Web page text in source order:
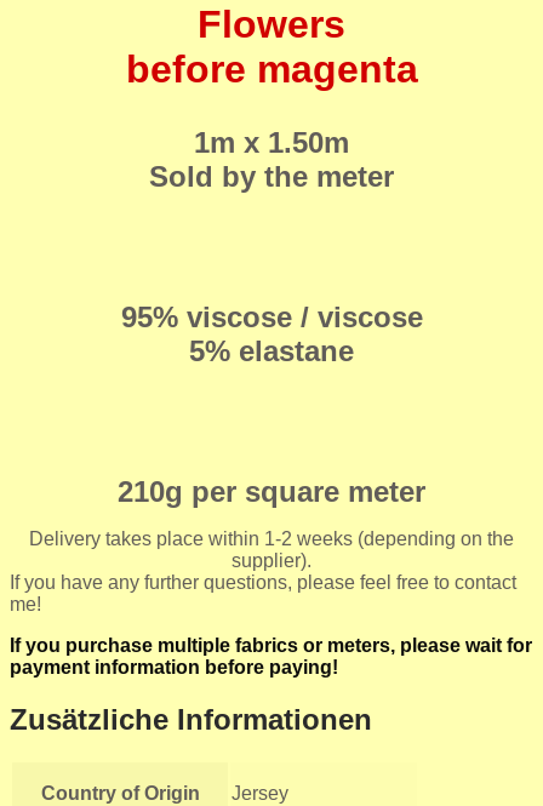
Flowers
before magenta
1m x 1.50m
Sold by the meter
95% viscose / viscose
5% elastane
210g per square meter
Delivery takes place within 1-2 weeks (depending on the
supplier).
If you have any further questions, please feel free to contact
me!
If you purchase multiple fabrics or meters, please wait for
payment information before paying!
Zusätzliche Informationen
Country of Origin Jersey